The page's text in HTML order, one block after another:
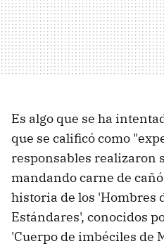
Es algo que se ha
que se calificó como
responsables realizaron
mandando carne de
historia de los 'Hombres
Estándares', conocidos
'Cuerpo de imbéciles de